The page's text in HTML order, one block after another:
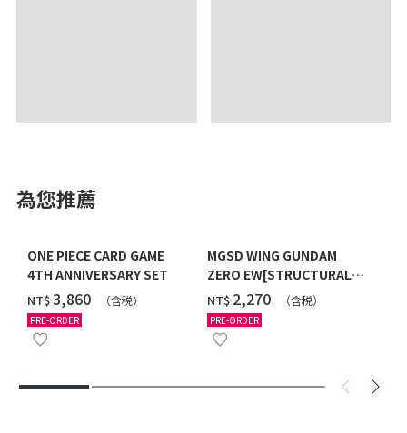
為您推薦
ONE PIECE CARD GAME
4TH ANNIVERSARY SET
NT$‌3,860 （含税）
PRE-ORDER
MGSD WING GUNDAM
ZERO EW[STRUCTURAL
COATING/BLACK] [2026年
12月發送]
NT$ ‌2,270 （含税）
PRE-ORDER